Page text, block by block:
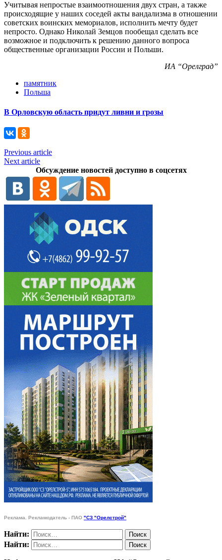
Учитывая непростые взаимоотношения двух стран, а также
происходящие у наших соседей акты вандализма в отношении
советских воинских мемориалов, исполнить мечту будет
непросто. Однако Николай Земцов пообещал сделать все
возможное и подключить к решению данного вопроса
общественные организации России и Польши.
ИА “Орелград”
памятник
Польша
В Орловскую область придут ливни и грозы
Previous article
Next article
Обсуждение новостей доступно в соцсетях
Реклама. Рекламодатель - ПАО "СЗ "Орелстрой"
Найти:
Найти: